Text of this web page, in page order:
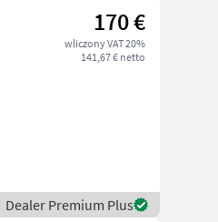
170 €
wliczony VAT 20%
141,67 € netto
Dealer Premium Plus